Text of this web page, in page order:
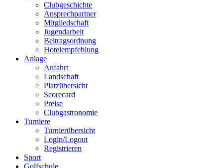
Clubgeschichte
Ansprechpartner
Mitgliedschaft
Jugendarbeit
Beitragsordnung
Hotelempfehlung
Anlage
Anfahrt
Landschaft
Platzübersicht
Scorecard
Preise
Clubgastronomie
Turniere
Turnierübersicht
Login/Logout
Registrieren
Sport
Golfschule